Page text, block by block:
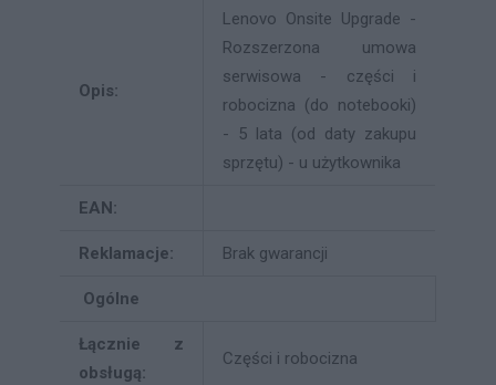
Opis:
Lenovo Onsite Upgrade -
Rozszerzona umowa
serwisowa - części i
robocizna (do notebooki)
- 5 lata (od daty zakupu
sprzętu) - u użytkownika
EAN:
Reklamacje: Brak gwarancji
Ogólne
Łącznie z
obsługą:
Części i robocizna